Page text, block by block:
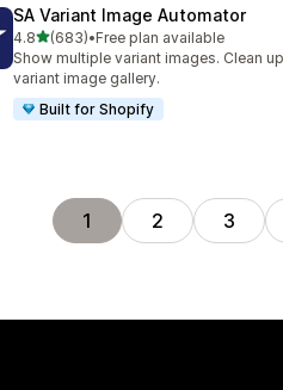
SA Variant Image Automator
4.8별 5개 중
(683)
총 리뷰 683개
•Free plan available
Show multiple variant images. Clean up
variant image gallery.
Built for Shopify
1 2 3